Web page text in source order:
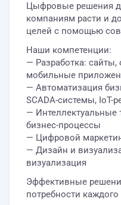
Цыфровые решения
компаниям расти и
целей с помощью
Наши компетенции:
— Разработка:
мобильные
— Автоматизация
SCADA-системы, IoT-
— Интеллектуальные
бизнес-процессы
— Цифровой
— Дизайн и
визуализация
Эффективные
потребности каждого